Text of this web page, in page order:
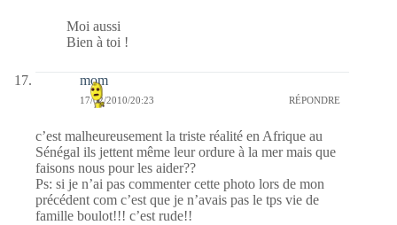
Moi aussi
Bien à toi !
mom
17/02/2010/20:23 RÉPONDRE
c’est malheureusement la triste réalité en Afrique au
Sénégal ils jettent même leur ordure à la mer mais que
faisons nous pour les aider??
Ps: si je n’ai pas commenter cette photo lors de mon
précédent com c’est que je n’avais pas le tps vie de
famille boulot!!! c’est rude!!